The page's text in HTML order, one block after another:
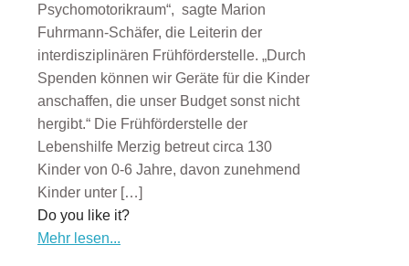
Psychomotorikraum“, sagte Marion
Fuhrmann-Schäfer, die Leiterin der
interdisziplinären Frühförderstelle. „Durch
Spenden können wir Geräte für die Kinder
anschaffen, die unser Budget sonst nicht
hergibt.“ Die Frühförderstelle der
Lebenshilfe Merzig betreut circa 130
Kinder von 0-6 Jahre, davon zunehmend
Kinder unter […]
Do you like it?
Mehr lesen...